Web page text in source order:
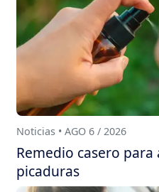
Noticias • AGO 6 / 2026
Remedio casero para
picaduras